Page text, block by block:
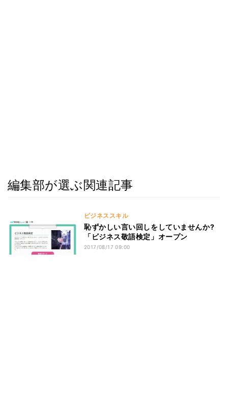
編集部が選ぶ関連記事
ビジネススキル
恥ずかしい言い回しをしていませんか?
「ビジネス敬語検定」オープン
2017/08/17 09:00